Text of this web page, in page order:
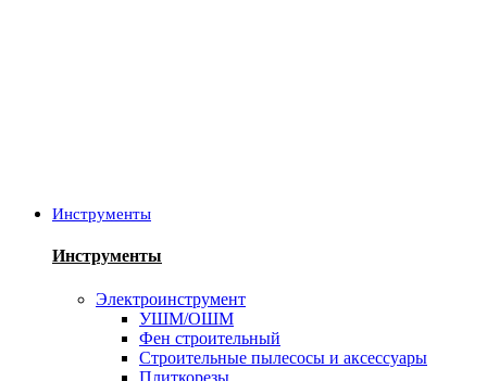
Инструменты
Инструменты
Электроинструмент
УШМ/ОШМ
Фен строительный
Строительные пылесосы и аксессуары
Плиткорезы